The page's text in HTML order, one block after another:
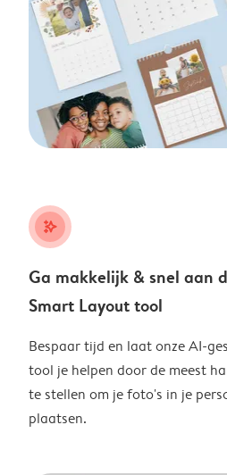
stars_plus
Ga makkelijk & snel aan
Smart Layout tool
Bespaar tijd en laat onze AI-
tool je helpen door de meest
te stellen om je foto's in je
plaatsen.